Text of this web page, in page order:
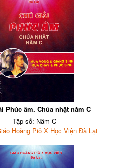
Phúc âm. Chúa nhật năm C
Tập số: Năm C
Hoàng Piô X Học Viện Đà Lạt